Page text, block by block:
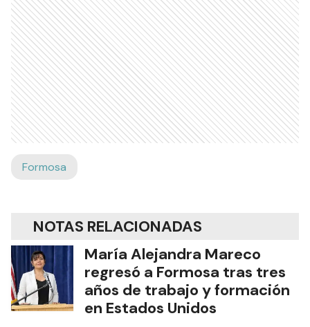
Formosa
NOTAS RELACIONADAS
María Alejandra Mareco
regresó a Formosa tras tres
años de trabajo y formación
en Estados Unidos